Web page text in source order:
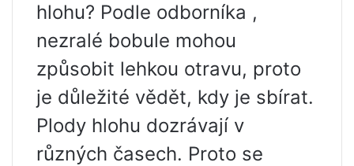
hlohu? Podle odborníka ,
nezralé bobule mohou
způsobit lehkou otravu, proto
je důležité vědět, kdy je sbírat.
Plody hlohu dozrávají v
různých časech. Proto se